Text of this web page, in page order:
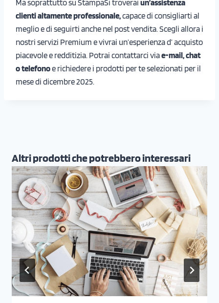
Ma soprattutto su StampaSi troverai un’assistenza
clienti altamente professionale,capace di consigliarti al
meglio e di seguirti anche nel post vendita. Scegli allora i
nostri servizi Premium e vivrai un’esperienza d’ acquisto
piacevole e redditizia. Potrai contattarci viae-mail, chat
o telefonoe richiedere i prodotti per te selezionati per il
mese di dicembre 2025.
Altri prodotti che potrebbero interessari